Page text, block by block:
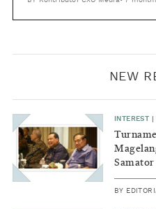
NEW
INTEREST |
Samator
BY